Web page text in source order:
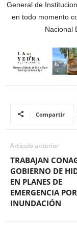
General de
en todo momento
Nacional
Compartir
Artículo anterior
TRABAJAN
GOBIERNO DE
EN PLANES DE
EMERGENCIA POR
INUNDACIÓN